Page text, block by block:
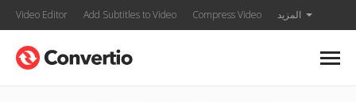
Video Editor Add Subtitles to Video Compress Video المزيد